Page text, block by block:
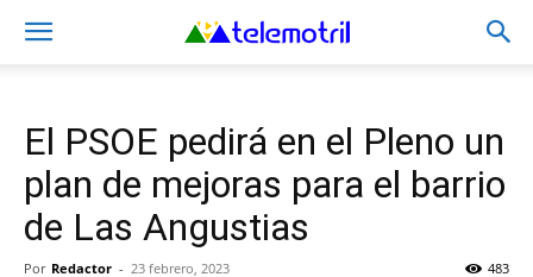
El PSOE pedirá en el Pleno un
plan de mejoras para el barrio
de Las Angustias
Por Redactor - 23 febrero, 2023 483